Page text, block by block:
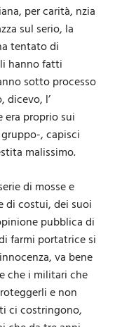
per carità, nzia
sul serio, la
tentato di
hanno fatti
sotto processo
dicevo, l’
era proprio sui
, capisci
malissimo.
di mosse e
di costui, dei suoi
pubblica di
farmi portatrice si
va bene
che i militari che
e non
ci costringono,